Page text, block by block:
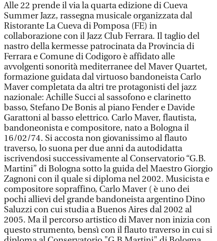
Alle 22 prende il via la quarta edizione di Cueva
Summer Jazz, rassegna musicale organizzata dal
Ristorante La Cueva di Pomposa (FE) in
collaborazione con il Jazz Club Ferrara. Il taglio del
nastro della kermesse patrocinata da Provincia di
Ferrara e Comune di Codigoro è affidato alle
avvolgenti sonorità mediterranee del Maver Quartet,
formazione guidata dal virtuoso bandoneista Carlo
Maver completata da altri tre protagonisti del jazz
nazionale: Achille Succi al sassofono e clarinetto
basso, Stefano De Bonis al piano Fender e Davide
Garattoni al basso elettrico. Carlo Maver, flautista,
bandoneonista e compositore, nato a Bologna il
16/02/74. Si accosta non giovanissimo al flauto
traverso, lo suona per due anni da autodidatta
iscrivendosi successivamente al Conservatorio “G.B.
Martini” di Bologna sotto la guida del Maestro Giorgio
Zagnoni con il quale si diploma nel 2002. Musicista e
compositore sopraffino, Carlo Maver ( è uno dei
pochi allievi del grande bandoneista argentino Dino
Saluzzi con cui studia a Buenos Aires dal 2002 al
2005. Ma il percorso artistico di Maver non inizia con
questo strumento, bensì con il flauto traverso in cui si